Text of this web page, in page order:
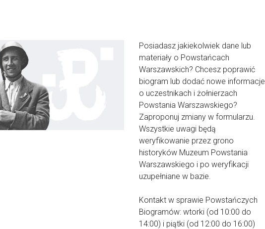
Posiadasz jakiekolwiek dane lub
materiały o Powstańcach
Warszawskich? Chcesz poprawić
biogram lub dodać nowe informacje
o uczestnikach i żołnierzach
Powstania Warszawskiego?
Zaproponuj zmiany w formularzu.
Wszystkie uwagi będą
weryfikowanie przez grono
historyków Muzeum Powstania
Warszawskiego i po weryfikacji
uzupełniane w bazie.
Kontakt w sprawie Powstańczych
Biogramów: wtorki (od 10:00 do
14:00) i piątki (od 12:00 do 16:00)